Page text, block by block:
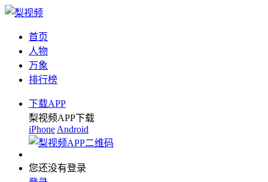
首页
人物
万象
排行榜
下载APP
梨视频APP下载
iPhone Android
您还没有登录